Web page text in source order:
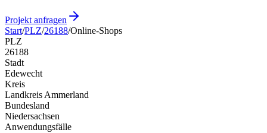
Projekt anfragen
Start/PLZ/26188/Online-Shops
PLZ
26188
Stadt
Edewecht
Kreis
Landkreis Ammerland
Bundesland
Niedersachsen
Anwendungsfälle